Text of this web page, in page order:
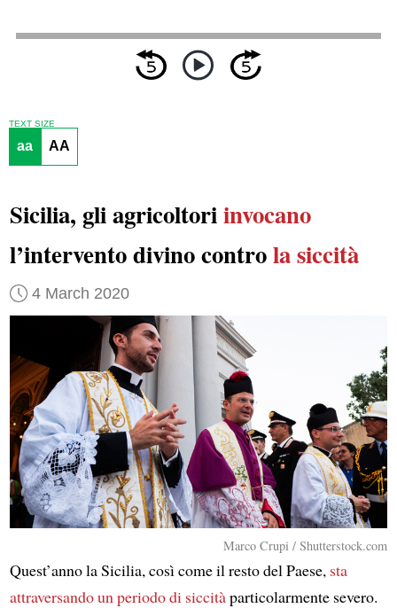
TEXT SIZE
aa AA
Sicilia, gli agricoltoriinvocano
l’intervento divino controla siccità
4 March 2020
Marco Crupi / Shutterstock.com
Quest’anno la Sicilia, così come il resto del Paese, sta
attraversando un periodo di siccitàparticolarmente severo.